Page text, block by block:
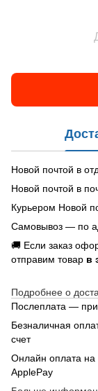
Новой почтой в
Новой почтой в
Курьером Новой
Самовывоз — по
🚚 Если заказ
отправим товар в
Подробнее о
Послеплата — при
Безналичная
счет
Онлайн оплата на
ApplePay